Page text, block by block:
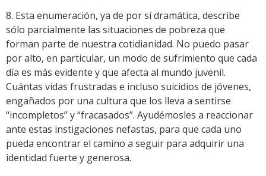
8. Esta enumeración, ya de por sí dramática, describe
sólo parcialmente las situaciones de pobreza que
forman parte de nuestra cotidianidad. No puedo pasar
por alto, en particular, un modo de sufrimiento que cada
día es más evidente y que afecta al mundo juvenil.
Cuántas vidas frustradas e incluso suicidios de jóvenes,
engañados por una cultura que los lleva a sentirse
“incompletos” y “fracasados”. Ayudémosles a reaccionar
ante estas instigaciones nefastas, para que cada uno
pueda encontrar el camino a seguir para adquirir una
identidad fuerte y generosa.